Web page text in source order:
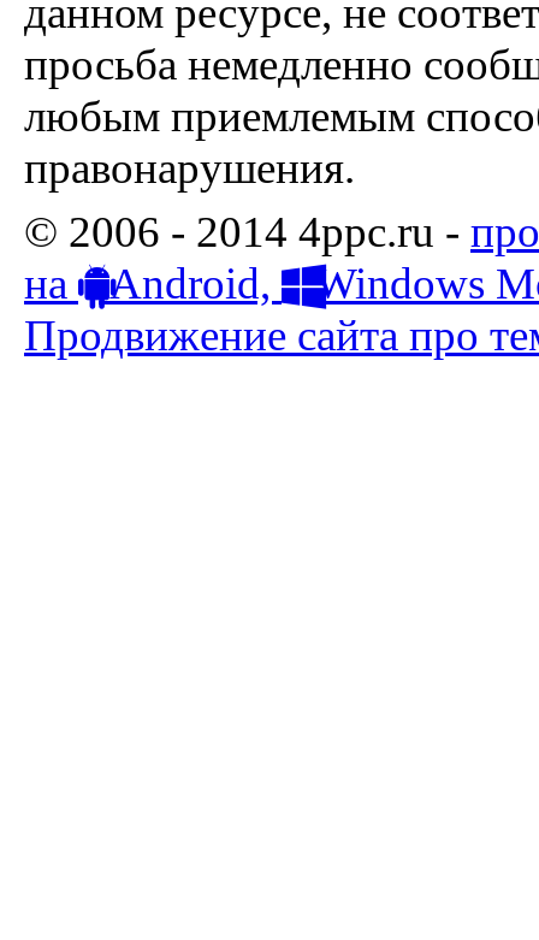
данном ресурсе, не
просьба немедленно
любым приемлемым
правонарушения.
© 2006 - 2014 4ppc.ru -
на
Android,
Windows
Продвижение сайта про